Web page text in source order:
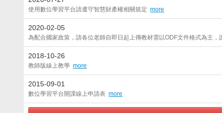
106學年度第一學期 106學年度第二學期
108學年度第一學期
110學年度第一學期
112學年度第一學期 112學年度第二學期
113學年度第二學期
使用數位學習平台請遵守智慧財產權相關規定more
2020-02-05
為配合國家政策，請各位老師自即日起上傳教材需以ODF文件格式為主
2018-10-26
教師版線上教學more
2015-09-01
數位學習平台開課線上申請表more